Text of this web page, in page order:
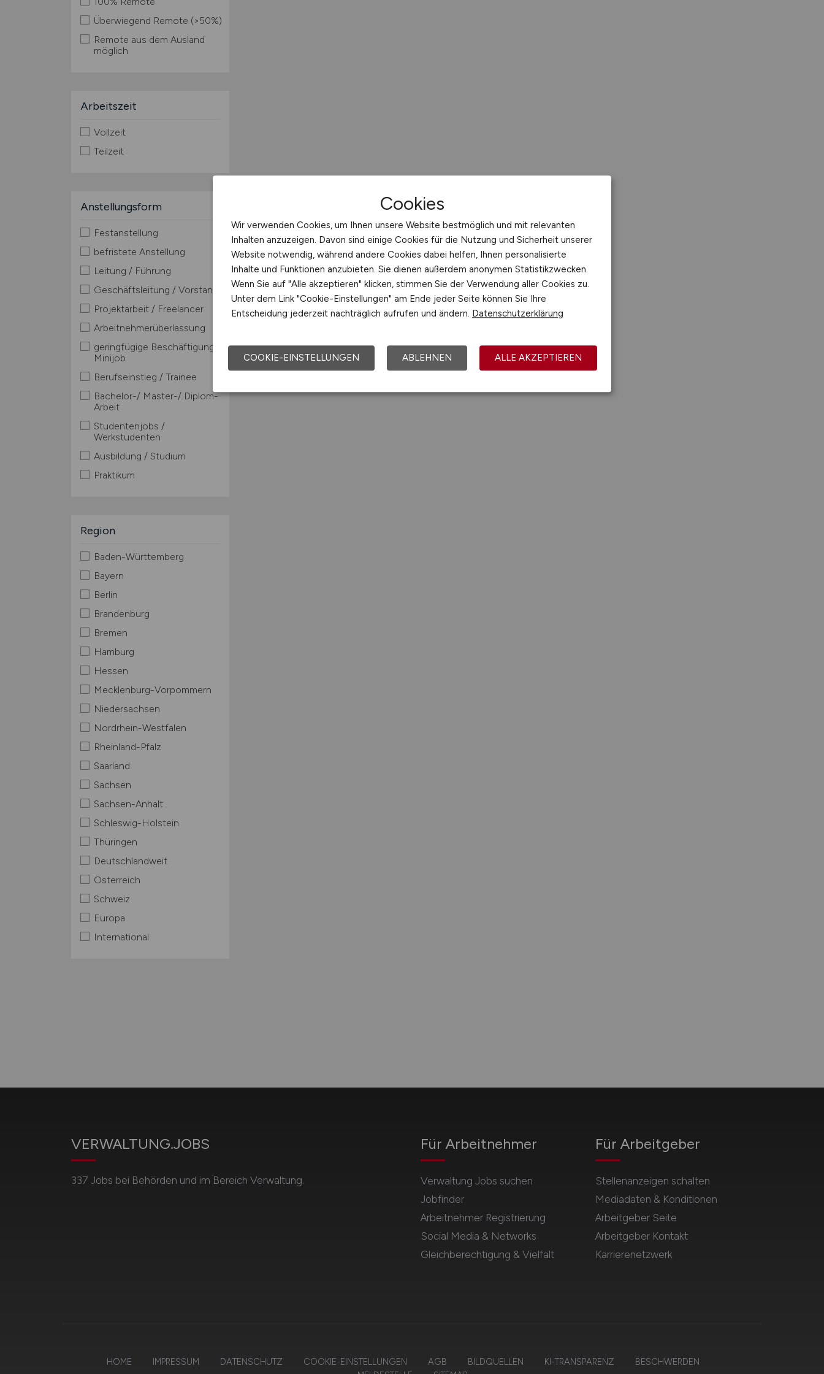
Überwiegend Remote (>50%)
Remote aus dem Ausland
möglich
Arbeitszeit
Vollzeit
Teilzeit
Anstellungsform
Festanstellung
befristete Anstellung
Leitung / Führung
Geschäftsleitung / Vorstand
Projektarbeit / Freelancer
Arbeitnehmerüberlassung
geringfügige Beschäftigung /
Minijob
Berufseinstieg / Trainee
Bachelor-/ Master-/ Diplom-
Arbeit
Studentenjobs /
Werkstudenten
Ausbildung / Studium
Praktikum
Region
Baden-Württemberg
Bayern
Berlin
Brandenburg
Bremen
Hamburg
Hessen
Mecklenburg-Vorpommern
Niedersachsen
Nordrhein-Westfalen
Rheinland-Pfalz
Saarland
Sachsen
Sachsen-Anhalt
Schleswig-Holstein
Thüringen
Deutschlandweit
Österreich
Schweiz
Europa
International
VERWALTUNG.JOBS
337 Jobs bei Behörden und im Bereich Verwaltung.
Für Arbeitnehmer
Verwaltung Jobs suchen
Jobfinder
Arbeitnehmer Registrierung
Social Media & Networks
Gleichberechtigung & Vielfalt
Für Arbeitgeber
Stellenanzeigen schalten
Mediadaten & Konditionen
Arbeitgeber Seite
Arbeitgeber Kontakt
Karrierenetzwerk
HOME IMPRESSUM DATENSCHUTZ COOKIE-EINSTELLUNGEN AGB BILDQUELLEN KI-TRANSPARENZ
BESCHWERDEN
Cookies
Wir verwenden Cookies, um Ihnen unsere Website bestmöglich und mit relevanten
Inhalten anzuzeigen. Davon sind einige Cookies für die Nutzung und Sicherheit unserer
Website notwendig, während andere Cookies dabei helfen, Ihnen personalisierte
Inhalte und Funktionen anzubieten. Sie dienen außerdem anonymen Statistikzwecken.
Wenn Sie auf "Alle akzeptieren" klicken, stimmen Sie der Verwendung aller Cookies zu.
Unter dem Link "Cookie-Einstellungen" am Ende jeder Seite können Sie Ihre
Entscheidung jederzeit nachträglich aufrufen und ändern. Datenschutzerklärung
COOKIE-EINSTELLUNGEN ABLEHNEN ALLE AKZEPTIEREN